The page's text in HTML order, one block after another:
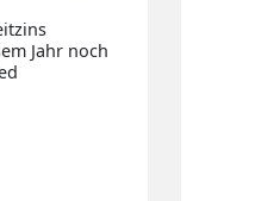
Jahr noch